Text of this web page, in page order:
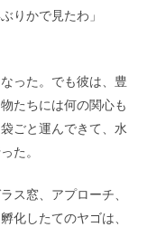
りかで見たわ」
った。でも彼は、豊
たちには何の関心も
ごと運んできて、水
た。
ス窓、アプローチ、
化したてのヤゴは、